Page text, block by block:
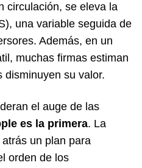
circulación, se eleva la
una variable seguida de
Además, en un
muchas firmas estiman
disminuyen su valor.
el auge de las
es la primera. La
un plan para
orden de los